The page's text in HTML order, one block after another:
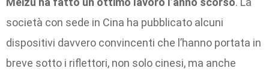
società con sede in Cina ha pubblicato alcuni
dispositivi davvero convincenti che l’hanno portata in
breve sotto i riflettori, non solo cinesi, ma anche